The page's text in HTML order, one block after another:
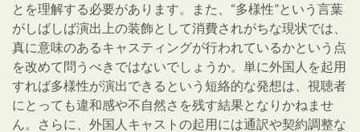
とを理解する必要があります。また、“多様性”という言葉
がしばしば演出上の装飾として消費されがちな現状では、
真に意味のあるキャスティングが行われているかという点
を改めて問うべきではないでしょうか。単に外国人を起用
すれば多様性が演出できるという短絡的な発想は、視聴者
にとっても違和感や不自然さを残す結果となりかねませ
ん。さらに、外国人キャストの起用には通訳や契約調整な